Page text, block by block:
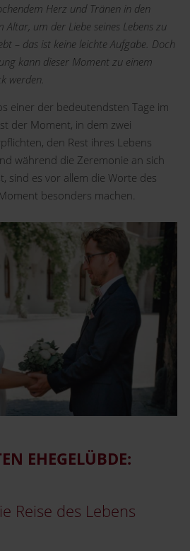
Herz und Tränen in den
um der Liebe seines Lebens zu
– das ist keine leichte Aufgabe. Doch
kann dieser Moment zu einem
werden.
einer der bedeutendsten Tage im
der Moment, in dem zwei
den Rest ihres Lebens
während die Zeremonie an sich
sind es vor allem die Worte des
besonders machen.
EHEGELÜBDE:
Reise des Lebens